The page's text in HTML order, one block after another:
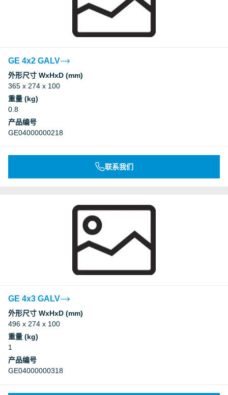
GE 4x2 GALV
外形尺寸 WxHxD (mm)
365 x 274 x 100
重量 (kg)
0.8
产品编号
GE04000000218
联系我们
GE 4x3 GALV
外形尺寸 WxHxD (mm)
496 x 274 x 100
重量 (kg)
1
产品编号
GE04000000318